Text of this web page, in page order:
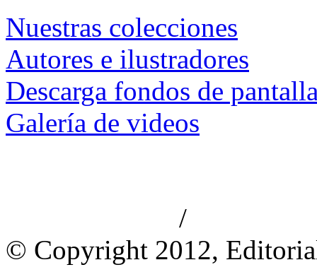
Nuestras colecciones
Autores e ilustradores
Descarga fondos de
Galería de videos
/
© Copyright 2012,